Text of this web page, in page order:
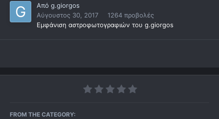
Από g.giorgos
Αύγουστος 30, 2017
1264 προβολές
Εμφάνιση αστροφωτογραφιών του g.giorgos
FROM THE CATEGORY: